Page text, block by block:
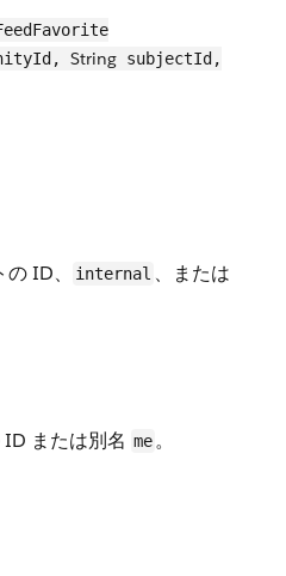
String subjectId,
ID、
internal 、または
または別名 me。